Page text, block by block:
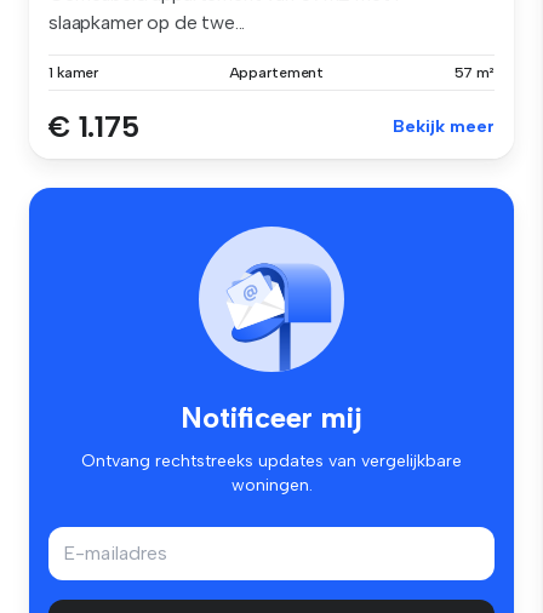
slaapkamer op de twe...
1 kamer Appartement 57 m²
€ 1.175 Bekijk meer
Notificeer mij
Ontvang rechtstreeks updates van vergelijkbare
woningen.